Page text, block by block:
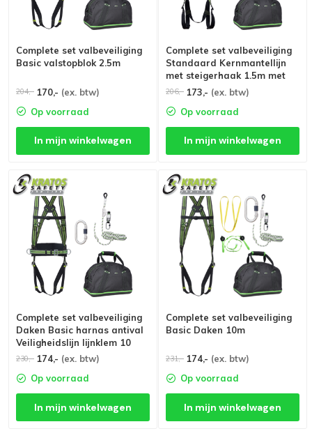
Complete set valbeveiliging
Basic valstopblok 2.5m
204,- 170,- (ex. btw)
Op voorraad
In mijn winkelwagen
Complete set valbeveiliging
Standaard Kernmantellijn
met steigerhaak 1.5m met
opbergtas
206,- 173,- (ex. btw)
Op voorraad
In mijn winkelwagen
Complete set valbeveiliging
Daken Basic harnas antival
Veiligheidslijn lijnklem 10
Stalen karabijnhaak
230,- 174,- (ex. btw)
Op voorraad
In mijn winkelwagen
Complete set valbeveiliging
Basic Daken 10m
231,- 174,- (ex. btw)
Op voorraad
In mijn winkelwagen